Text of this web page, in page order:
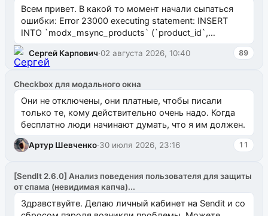
Всем привет. В какой то момент начали сыпаться
ошибки: Error 23000 executing statement: INSERT
INTO `modx_msync_products` (`product_id`,
`uuid_1c`) VALUES ...
Сергей Карпович·02 августа 2026, 10:40 89
Checkbox для модального окна
Они не отключены, они платные, чтобы писали
только те, кому действительно очень надо. Когда
бесплатно люди начинают думать, что я им должен.
Артур Шевченко·30 июля 2026, 23:16 11
[SendIt 2.6.0] Анализ поведения пользователя для защиты
от спама (невидимая капча)...
Здравствуйте. Делаю личный кабинет на Sendit и со